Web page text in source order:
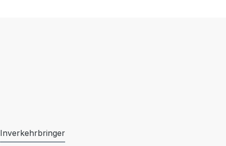
Inverkehrbringer